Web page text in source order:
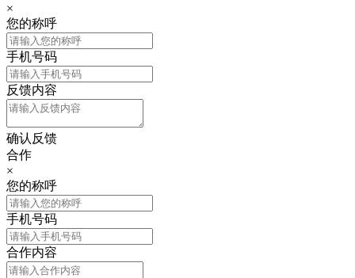
×
您的称呼
手机号码
反馈内容
确认反馈
合作
×
您的称呼
手机号码
合作内容